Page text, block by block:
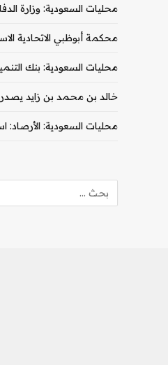
محليات السعودية: وزارة
محكمة أبوظبي الاتحادية
محليات السعودية: بنك
خالد بن محمد بن زايد يصدر
محليات السعودية: الأرصاد: